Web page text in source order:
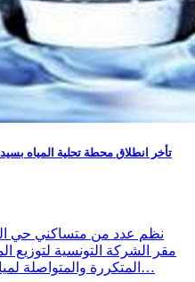
تأخر انطلاق محطة تحلية المياه
نظم عدد من متساكني حي
مقر الشركة التونسية لتوزيع
المتكررة والمتواصلة لمياه الشرب. وفي سياق متصل أوضح…